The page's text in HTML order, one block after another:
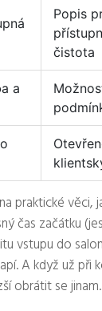
Popis
čistota
a
praktické věci,
čas začátku
vstupu do
A když už při
obrátit se jinam.